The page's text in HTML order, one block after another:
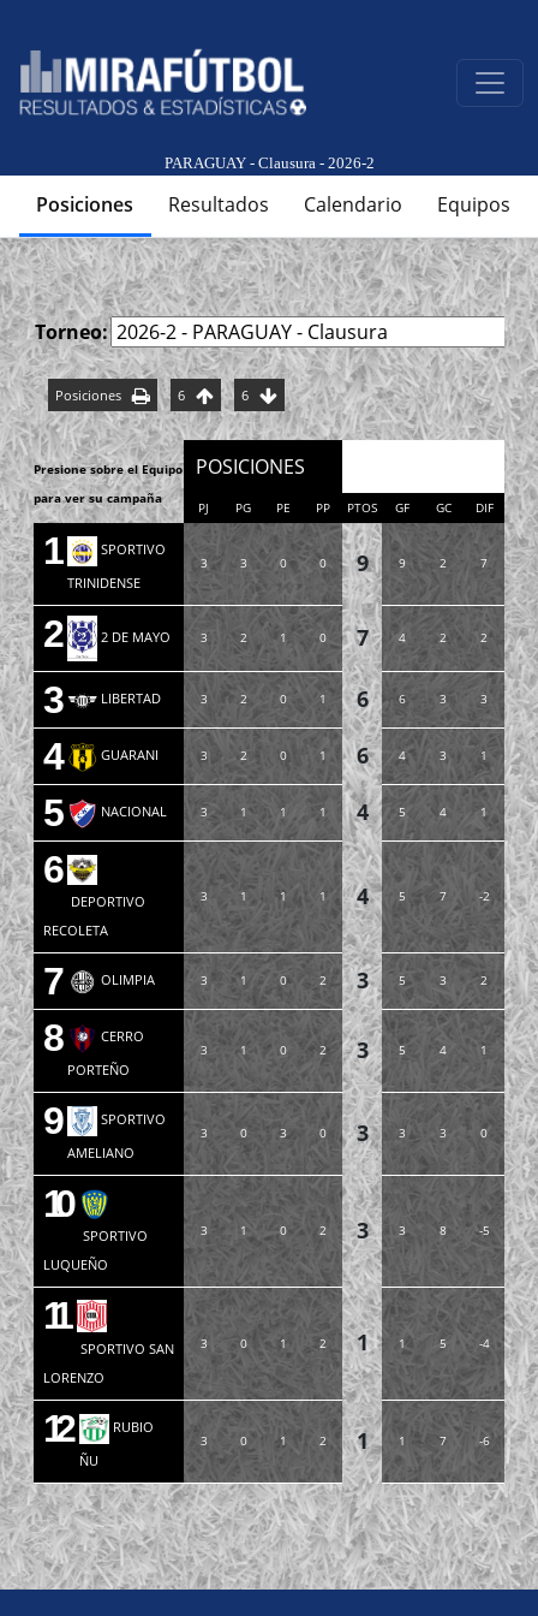
PARAGUAY - Clausura - 2026-2
Posiciones Resultados Calendario Equipos
Torneo:
Posiciones 6 6
Presione sobre el Equipo
para ver su campaña
POSICIONES
PJ PG PE PP PTOS GF GC DIF
1
SPORTIVO
TRINIDENSE
3 3 0 0 9 9 2 7
2 2 DE MAYO 3 2 1 0 7 4 2 2
3 LIBERTAD 3 2 0 1 6 6 3 3
4 GUARANI 3 2 0 1 6 4 3 1
5 NACIONAL 3 1 1 1 4 5 4 1
6
DEPORTIVO
RECOLETA
3 1 1 1 4 5 7 -2
7 OLIMPIA 3 1 0 2 3 5 3 2
8
CERRO
PORTEÑO
3 1 0 2 3 5 4 1
9
SPORTIVO
AMELIANO
3 0 3 0 3 3 3 0
10
SPORTIVO
LUQUEÑO
3 1 0 2 3 3 8 -5
11
SPORTIVO SAN
LORENZO
3 0 1 2 1 1 5 -4
12
RUBIO
ÑU
3 0 1 2 1 1 7 -6